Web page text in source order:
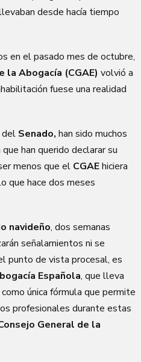
desde hacía tiempo
en el pasado mes de octubre,
la Abogacía (CGAE)volvió a
fuese una realidad
del Senado, han sido muchos
han querido declarar su
menos que el CGAEhiciera
que hace dos meses
navideño, dos semanas
señalamientos ni se
punto de vista procesal, es
Española, que lleva
única fórmula que permite
profesionales durante estas
General de la